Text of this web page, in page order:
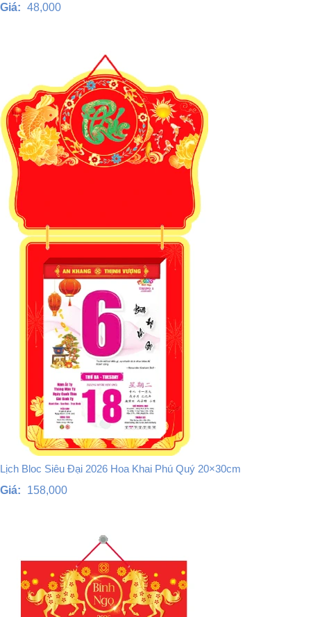
Giá: 48,000
Lịch Bloc Siêu Đại 2026 Hoa Khai Phú Quý 20×30cm
Giá:
158,000